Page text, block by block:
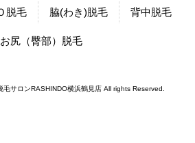
脱毛 脇(わき)脱毛 背中脱毛
お尻（臀部）脱毛
サロンRASHINDO横浜鶴見店 All rights Reserved.